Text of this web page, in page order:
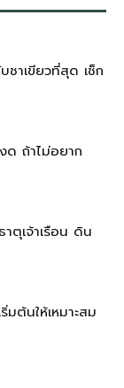
ชาเขียวที่สุด เช็ก
ด ถ้าไม่อยาก
ตุเจ้าเรือน ดิน
มต้นให้เหมาะสม